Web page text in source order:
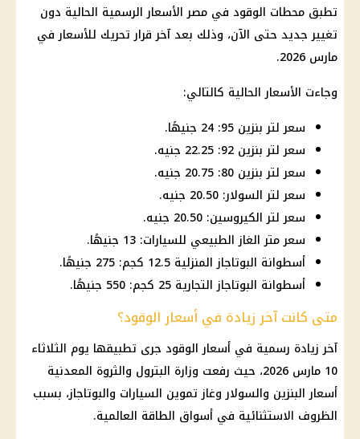
تطبق محطات الوقود في مصر الأسعار الرسمية الحالية دون
تغيير جديد حتى الآن، وذلك بعد آخر قرار تحريك للأسعار في
مارس 2026.
وجاءت الأسعار الحالية كالتالي:
سعر لتر بنزين 95: 24 جنيهًا.
سعر لتر بنزين 92: 22.25 جنيه.
سعر لتر بنزين 80: 20.75 جنيه.
سعر لتر السولار: 20.50 جنيه.
سعر لتر الكيروسين: 20.50 جنيه.
سعر متر الغاز الطبيعي للسيارات: 13 جنيهًا.
أسطوانة البوتاجاز المنزلية 12.5 كجم: 275 جنيهًا.
أسطوانة البوتاجاز التجارية 25 كجم: 550 جنيهًا.
متى كانت آخر زيادة في أسعار الوقود؟
آخر زيادة رسمية في أسعار الوقود جرى تطبيقها يوم الثلاثاء
10 مارس 2026، حيث رفعت وزارة البترول والثروة المعدنية
أسعار البنزين والسولار وغاز تموين السيارات والبوتاجاز، بسبب
الظروف الاستثنائية في أسواق الطاقة العالمية.